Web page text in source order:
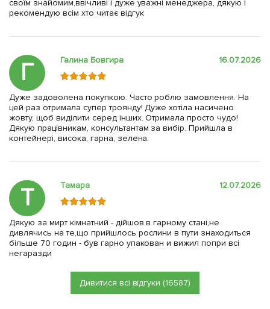
своїм знайомим,ввічливі і дуже уважні менеджера, дякую і
рекомендую всім хто читає відгук
Г Галина Бовгира 16.07.2026
Дуже задоволена покупкою. Часто роблю замовлення. На
цей раз отримала супер троянду! Дуже хотіла насичено
жовту, щоб виділити серед інших. Отримала просто чудо!
Дякую працівникам, консультантам за вибір. Прийшла в
контейнері, висока, гарна, зелена.
Т Тамара 12.07.2026
Дякую за мирт кімнатний - дійшов в гарному стані,не
дивлячись на те,що прийшлось рослини в пути знаходиться
більше 70 годин - був гарно упакован и вижил попри всі
негаразди
Дивитися всі відгуки (16587)